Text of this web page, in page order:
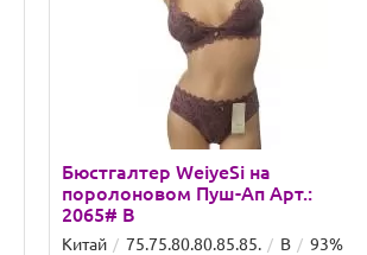
Бюстгалтер WeiyeSi на
поролоновом Пуш-Ап Арт.:
2065# B
Китай 75.75.80.80.85.85. B
93%